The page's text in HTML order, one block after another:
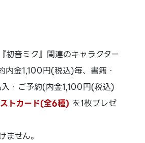
初音ミク』関連のキャラクター
内金1,100円(税込)毎、書籍・
・ご予約(内金1,100円(税込)
トカード(全6種) を1枚プレゼ
せん。